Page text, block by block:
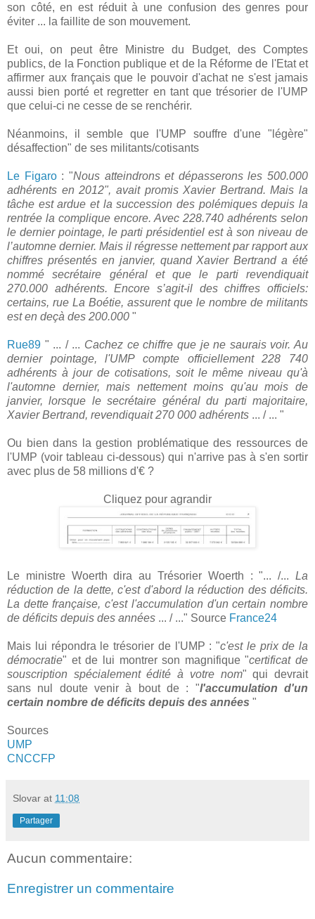
son côté, en est réduit à une confusion des genres pour
éviter ... la faillite de son mouvement.
Et oui, on peut être Ministre du Budget, des Comptes
publics, de la Fonction publique et de la Réforme de l'Etat et
affirmer aux français que le pouvoir d'achat ne s'est jamais
aussi bien porté et regretter en tant que trésorier de l'UMP
que celui-ci ne cesse de se renchérir.
Néanmoins, il semble que l'UMP souffre d'une "légère"
désaffection" de ses militants/cotisants
Le Figaro: "Nous atteindrons et dépasserons les 500.000
adhérents en 2012", avait promis Xavier Bertrand. Mais la
tâche est ardue et la succession des polémiques depuis la
rentrée la complique encore. Avec 228.740 adhérents selon
le dernier pointage, le parti présidentiel est à son niveau de
l’automne dernier. Mais il régresse nettement par rapport aux
chiffres présentés en janvier, quand Xavier Bertrand a été
nommé secrétaire général et que le parti revendiquait
270.000 adhérents. Encore s’agit-il des chiffres officiels:
certains, rue La Boétie, assurent que le nombre de militants
est en deçà des 200.000 "
Rue89 " ... / ... Cachez ce chiffre que je ne saurais voir. Au
dernier pointage, l'UMP compte officiellement 228 740
adhérents à jour de cotisations, soit le même niveau qu'à
l'automne dernier, mais nettement moins qu'au mois de
janvier, lorsque le secrétaire général du parti majoritaire,
Xavier Bertrand, revendiquait 270 000 adhérents ... / ... "
Ou bien dans la gestion problématique des ressources de
l'UMP (voir tableau ci-dessous) qui n'arrive pas à s'en sortir
avec plus de 58 millions d'€ ?
Cliquez pour agrandir
Le ministre Woerth dira au Trésorier Woerth : "... /... La
réduction de la dette, c'est d'abord la réduction des déficits.
La dette française, c'est l'accumulation d'un certain nombre
de déficits depuis des années ... / ..." Source France24
Mais lui répondra le trésorier de l'UMP : "c'est le prix de la
démocratie" et de lui montrer son magnifique "certificat de
souscription spécialement édité à votre nom" qui devrait
sans nul doute venir à bout de : "l'accumulation d'un
certain nombre de déficits depuis des années "
Sources
UMP
CNCCFP
Slovar at 11:08
Partager
Aucun commentaire:
Enregistrer un commentaire